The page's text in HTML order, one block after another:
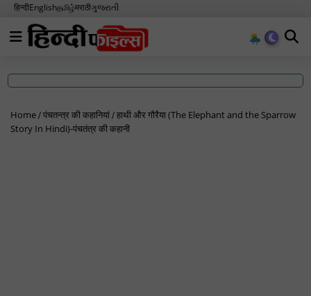
हिन्दीEnglishதமிழ்मराठीગુજરાતી
Home पंचतन्त्र की कहानियां हाथी और गौरैया (The Elephant and the Sparrow
Story In Hindi)-पंचतंत्र की कहानी